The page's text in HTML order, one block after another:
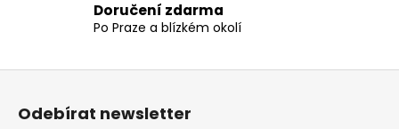
Doručení zdarma
Po Praze a blízkém okolí
Z
Odebírat newsletter